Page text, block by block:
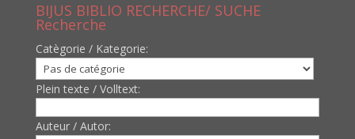
BIJUS BIBLIO RECHERCHE/ SUCHE
Recherche
Catègorie / Kategorie:
Plein texte / Volltext:
Auteur / Autor: